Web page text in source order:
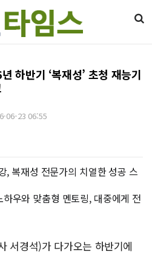
하반기 ‘복재성’ 초청 재능기
06-23 06:55
, 복재성 전문가의 치열한 성공 스
우와 맞춤형 멘토링, 대중에게 전
서경석)가 다가오는 하반기에